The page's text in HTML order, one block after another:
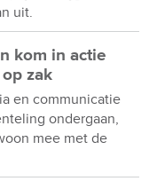
uit.
kom in actie
zak
en communicatie
ondergaan,
mee met de